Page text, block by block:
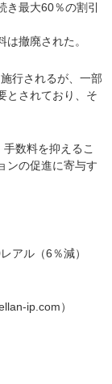
き最大60％の割引
撤廃された。
行されるが、一部
とされており、そ
数料を抑えるこ
ンの促進に寄与す
アル（6％減）
ip.com）